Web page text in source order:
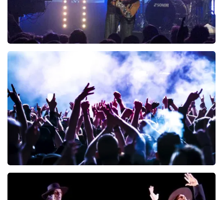
BESTEL NU
166laatste 30 minuten